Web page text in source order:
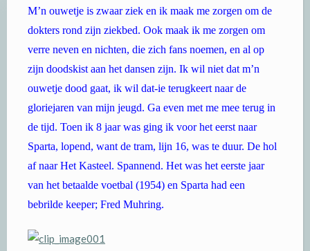
M’n ouwetje is zwaar ziek en ik maak me zorgen om de
dokters rond zijn ziekbed. Ook maak ik me zorgen om
verre neven en nichten, die zich fans noemen, en al op
zijn doodskist aan het dansen zijn. Ik wil niet dat m’n
ouwetje dood gaat, ik wil dat-ie terugkeert naar de
gloriejaren van mijn jeugd. Ga even met me mee terug in
de tijd. Toen ik 8 jaar was ging ik voor het eerst naar
Sparta, lopend, want de tram, lijn 16, was te duur. De hol
af naar Het Kasteel. Spannend. Het was het eerste jaar
van het betaalde voetbal (1954) en Sparta had een
bebrilde keeper; Fred Muhring.